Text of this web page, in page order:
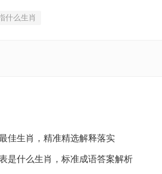
什么生肖
佳生肖，精准精选解释落实
是什么生肖，标准成语答案解析